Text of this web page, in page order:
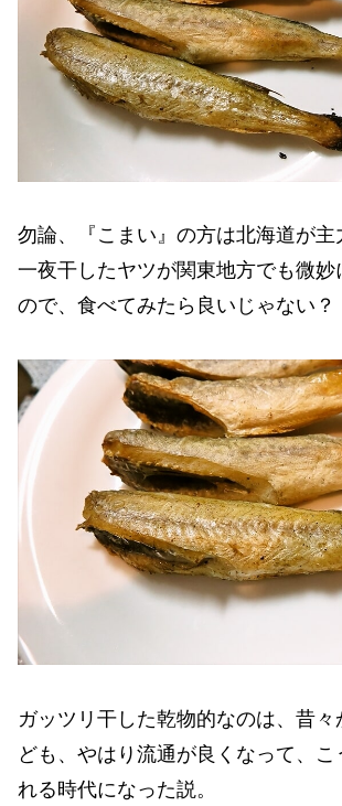
勿論、『こまい』の方は北海道が主
一夜干したヤツが関東地方でも微妙
ので、食べてみたら良いじゃない？
ガッツリ干した乾物的なのは、昔
ども、やはり流通が良くなって、
れる時代になった説。